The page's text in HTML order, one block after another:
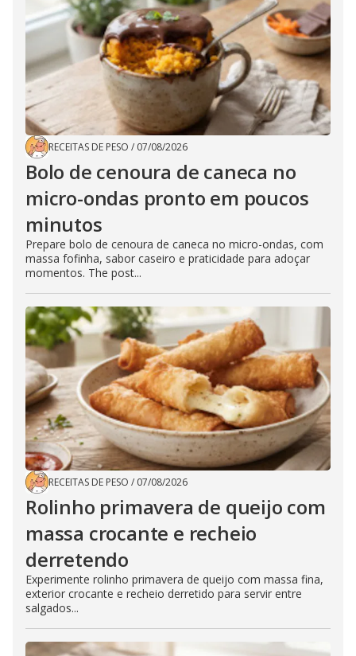
RECEITAS DE PESO / 07/08/2026
Bolo de cenoura de caneca no
micro-ondas pronto em poucos
minutos
Prepare bolo de cenoura de caneca no micro-ondas, com
massa fofinha, sabor caseiro e praticidade para adoçar
momentos. The post...
RECEITAS DE PESO / 07/08/2026
Rolinho primavera de queijo com
massa crocante e recheio
derretendo
Experimente rolinho primavera de queijo com massa fina,
exterior crocante e recheio derretido para servir entre
salgados...